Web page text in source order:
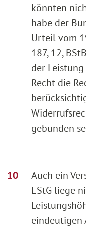
könnten
habe der
Urteil vom
187, 12,
der
Recht die
gebunden
Auch ein
EStG liege
eindeutigen